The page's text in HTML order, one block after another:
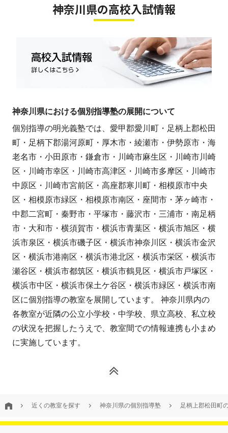
神奈川県の高校入試情報
神奈川県における個別指導塾の展開について
個別指導の明光義塾では、愛甲郡愛川町・足柄上郡松田
町・足柄下郡湯河原町・厚木市・綾瀬市・伊勢原市・海
老名市・小田原市・鎌倉市・川崎市麻生区・川崎市川崎
区・川崎市幸区・川崎市高津区・川崎市多摩区・川崎市
中原区・川崎市宮前区・高座郡寒川町・相模原市中央
区・相模原市緑区・相模原市南区・座間市・茅ヶ崎市・
中郡二宮町・秦野市・平塚市・藤沢市・三浦市・南足柄
市・大和市・横須賀市・横浜市青葉区・横浜市旭区・横
浜市泉区・横浜市磯子区・横浜市神奈川区・横浜市金沢
区・横浜市港南区・横浜市港北区・横浜市栄区・横浜市
瀬谷区・横浜市都筑区・横浜市鶴見区・横浜市戸塚区・
横浜市中区・横浜市保土ケ谷区・横浜市緑区・横浜市南
区に個別指導の教室を展開しています。 神奈川県内の
各教室が近隣の公立小学校・中学校、県立高校、私立校
の状況を把握したうえで、教室間での情報連携も小まめ
に実施しています。
近くの教室を探す 神奈川県の個別指導塾 足柄上郡松田町